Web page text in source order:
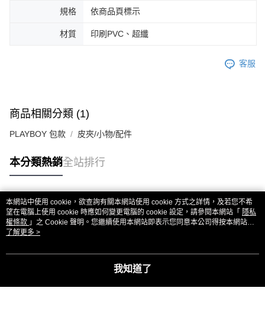
規格 依商品頁標示
材質 印刷PVC、超纖
客服
商品相關分類 (1)
PLAYBOY 包款 皮夾/小物/配件
本分類熱銷全站排行
熱門標籤
本網站中使用 cookie，欲查詢有關本網站使用 cookie 方式之詳情，及若您不希
望在電腦上使用 cookie 時應如何變更電腦的 cookie 設定，請參閱本網站「 隱私
權條款 」之 Cookie 聲明。您繼續使用本網站即表示您同意本公司得按本網站使
用條款之 Cookie 聲明使用 cookie。
了解更多 >
我知道了